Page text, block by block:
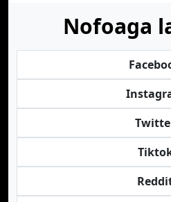
Nofoaga